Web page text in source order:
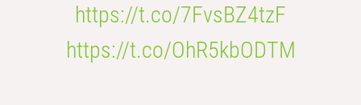
https://t.co/7FvsBZ4tzF
https://t.co/OhR5kbODTM